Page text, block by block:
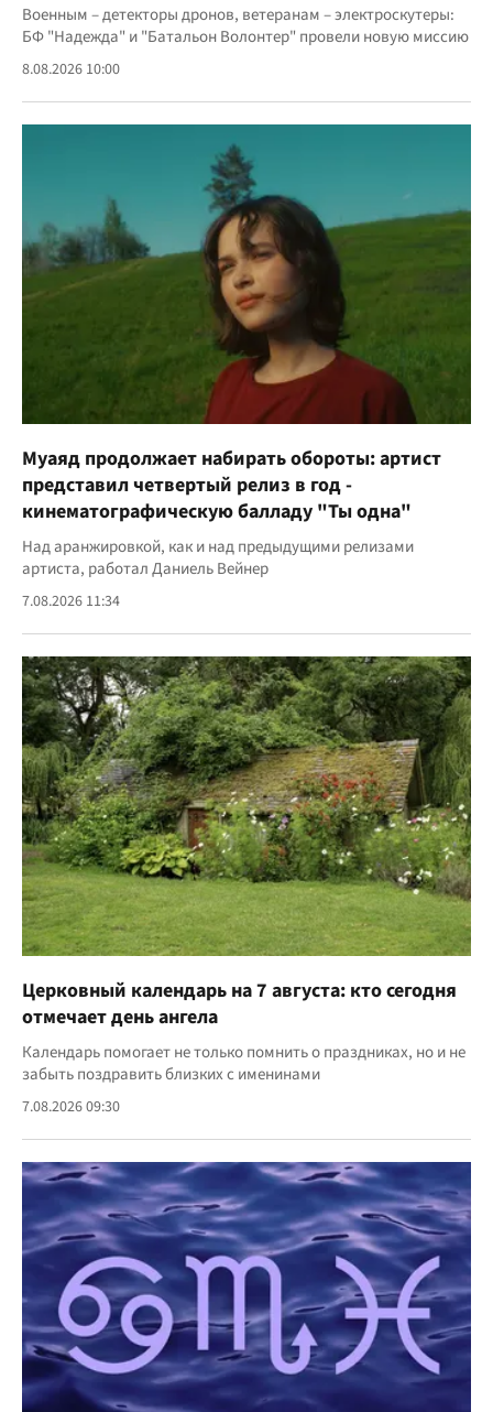
Военным – детекторы дронов, ветеранам – электроскутеры:
БФ "Надежда" и "Батальон Волонтер" провели новую миссию
8.08.2026 10:00
Муаяд продолжает набирать обороты: артист
представил четвертый релиз в год -
кинематографическую балладу "Ты одна"
Над аранжировкой, как и над предыдущими релизами
артиста, работал Даниель Вейнер
7.08.2026 11:34
Церковный календарь на 7 августа: кто сегодня
отмечает день ангела
Календарь помогает не только помнить о праздниках, но и не
забыть поздравить близких с именинами
7.08.2026 09:30